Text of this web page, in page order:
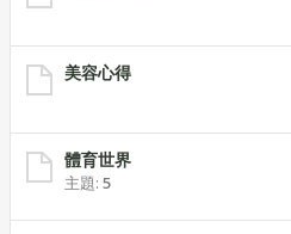
美容心得
體育世界
主題: 5